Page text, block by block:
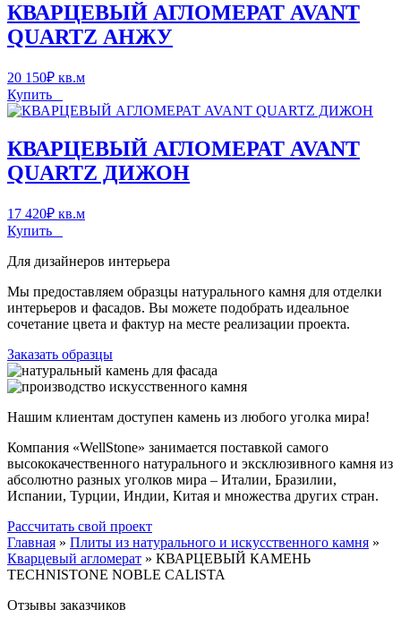
КВАРЦЕВЫЙ АГЛОМЕРАТ AVANT
QUARTZ АНЖУ
20 150₽ кв.м
Купить
КВАРЦЕВЫЙ АГЛОМЕРАТ AVANT
QUARTZ ДИЖОН
17 420₽ кв.м
Купить
Для дизайнеров интерьера
Мы предоставляем образцы натурального камня для отделки
интерьеров и фасадов. Вы можете подобрать идеальное
сочетание цвета и фактур на месте реализации проекта.
Заказать образцы
Нашим клиентам доступен камень из любого уголка мира!
Компания «WellStone» занимается поставкой самого
высококачественного натурального и эксклюзивного камня из
абсолютно разных уголков мира – Италии, Бразилии,
Испании, Турции, Индии, Китая и множества других стран.
Рассчитать свой проект
Главная » Плиты из натурального и искусственного камня »
Кварцевый агломерат » КВАРЦЕВЫЙ КАМЕНЬ
TECHNISTONE NOBLE CALISTA
Отзывы заказчиков